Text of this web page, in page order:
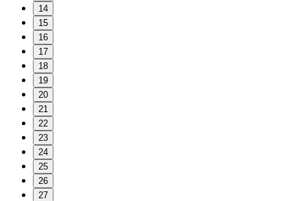
14
15
16
17
18
19
20
21
22
23
24
25
26
27